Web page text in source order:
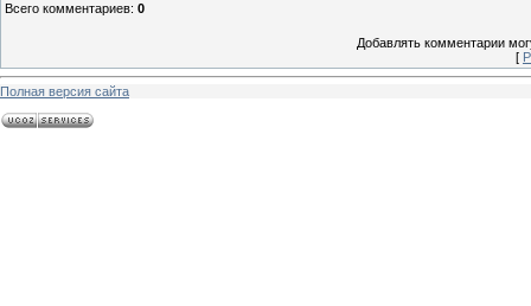
Всего комментариев: 0
Добавлять комментарии
[
Полная версия сайта